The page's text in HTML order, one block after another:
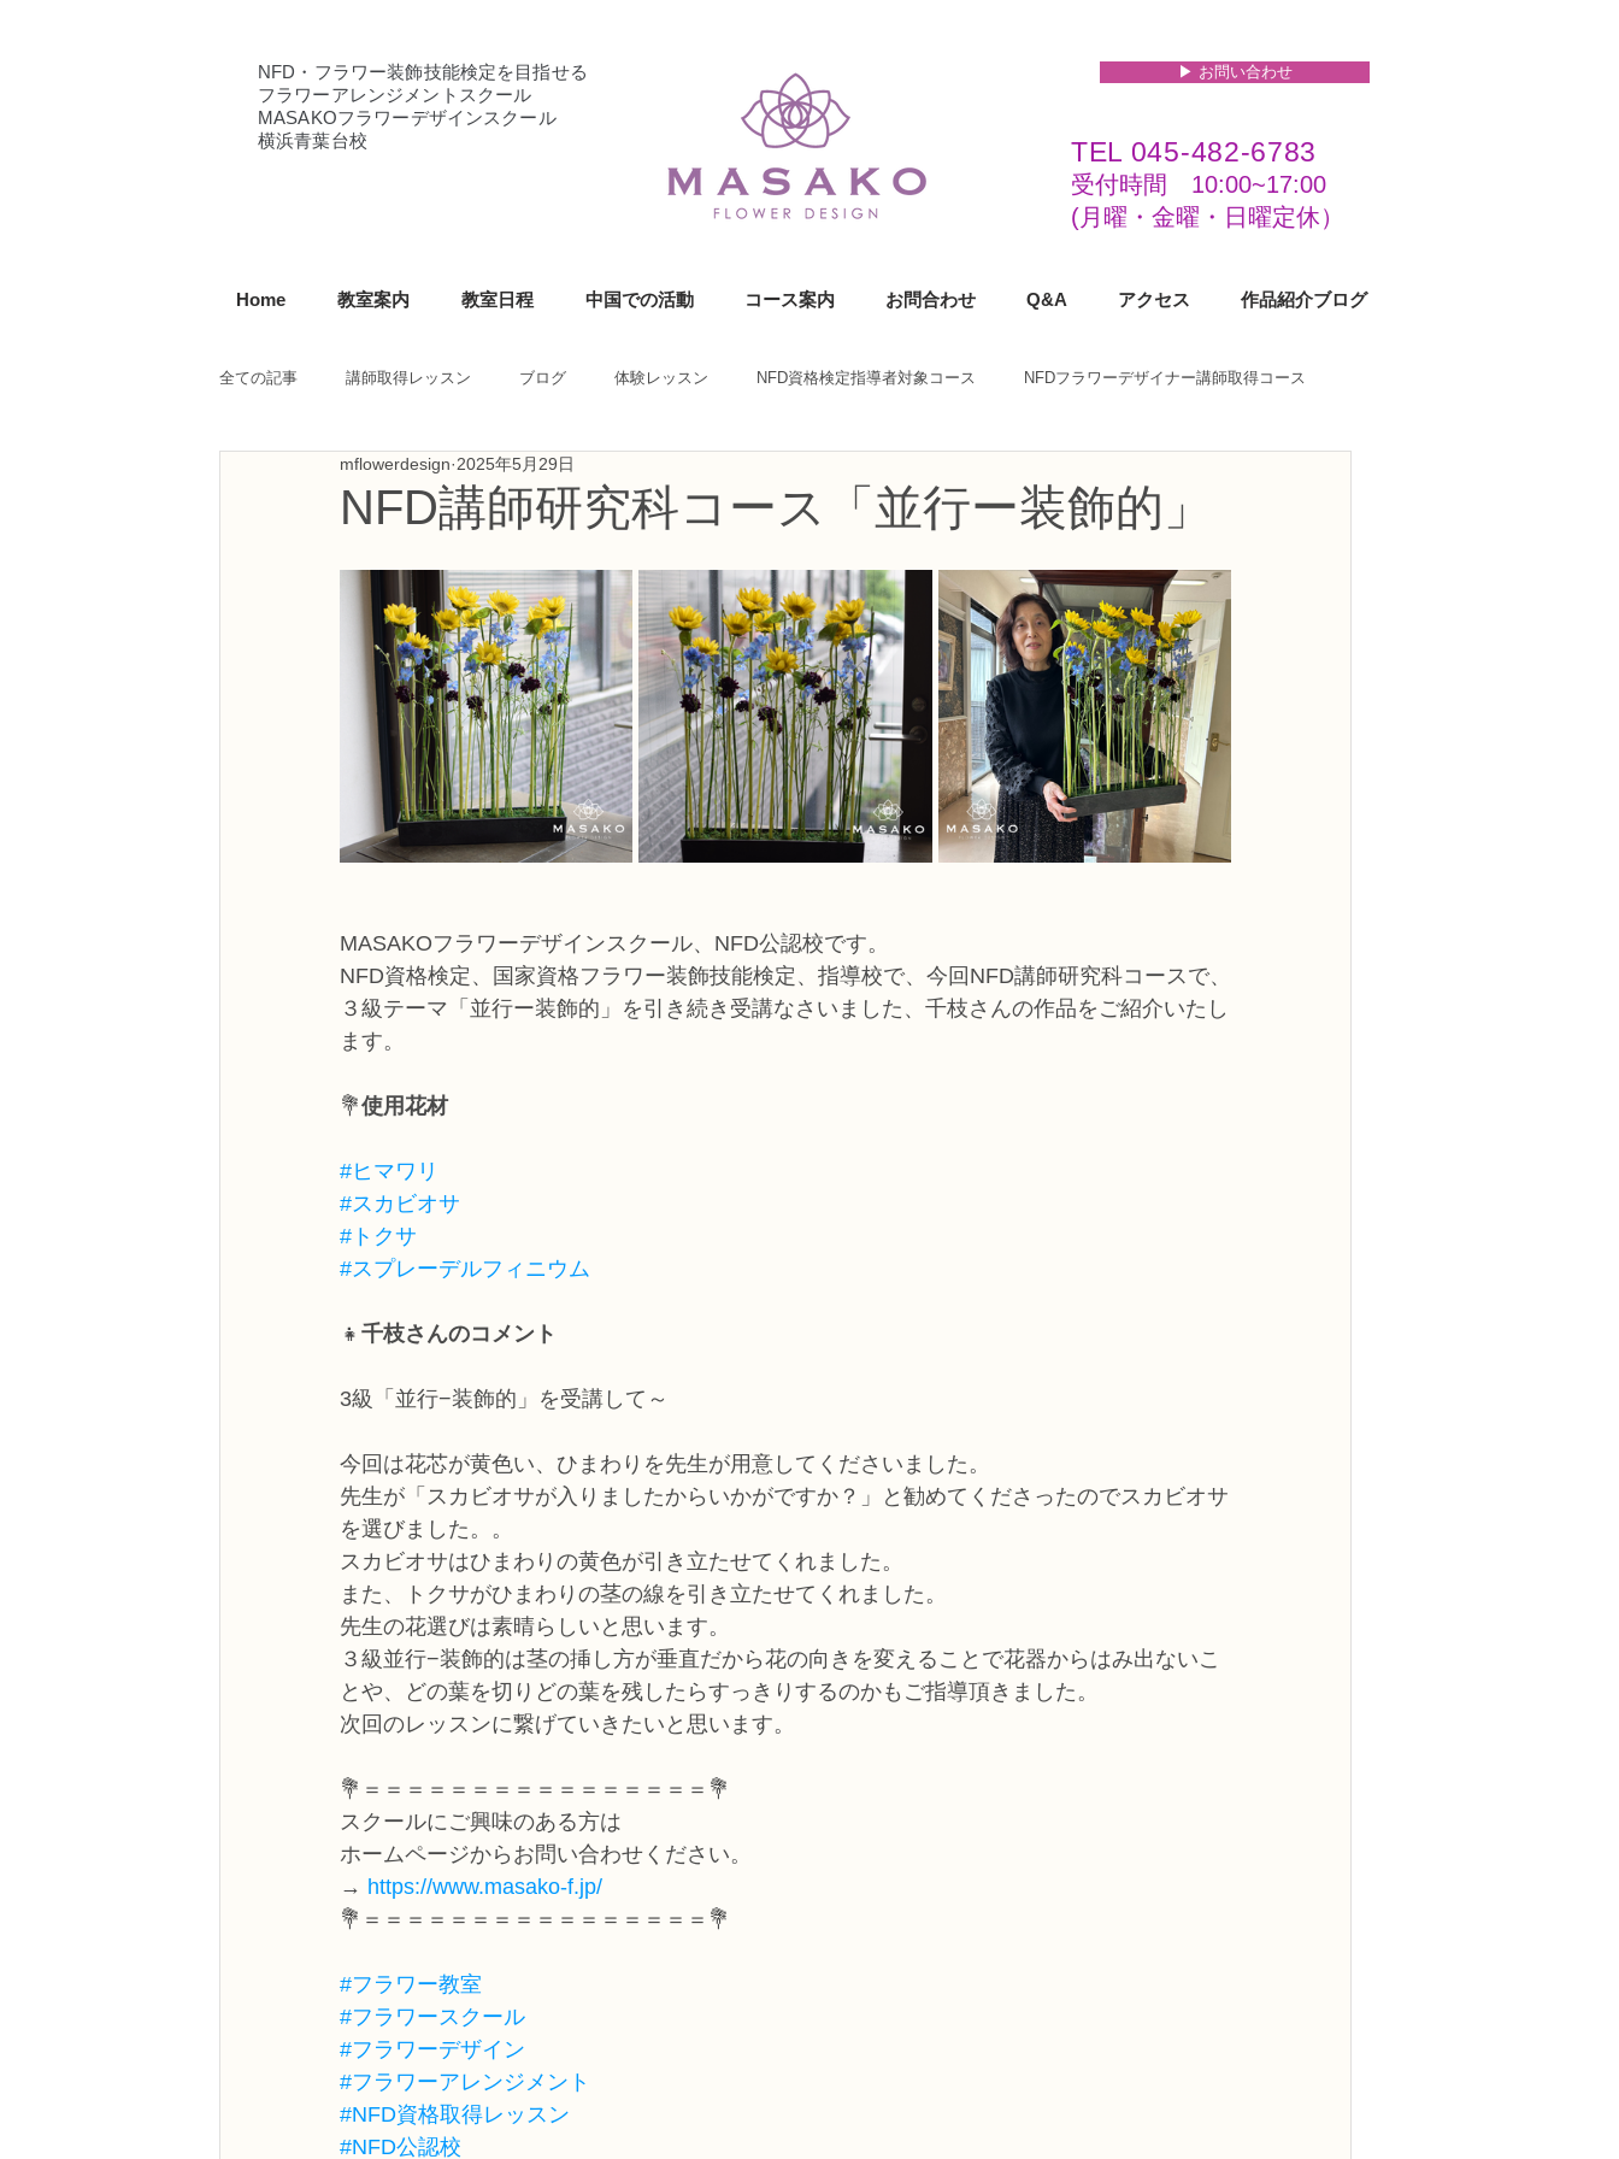
NFD・フラワー装飾技能検定を目指せる
フラワーアレンジメントスクール
MASAKOフラワーデザインスクール
横浜青葉台校
▶︎ お問い合わせ
TEL 045-482-6783
受付時間 10:00~17:00​​​
(​月曜・金曜・日曜定休）
Home 教室案内 教室日程 中国での活動 コース案内 お問合わせ Q&A アクセス 作品紹介ブログ
全ての記事 講師取得レッスン ブログ 体験レッスン NFD資格検定指導者対象コース NFDフラワーデザイナー講師取得コース
NFD講師研究科コース NFDフラワーデザイナー資格検定1級コース
NFDフラワーデザイナー資格検定3級コース フラワー装飾技能検定1級レッスン フラワー装飾技能士検定2級
フラワー装飾技能検定3級 趣味で楽しむフラワーレッスン アーティフィシャルフラワーコース 生花コース
NFDディプロマアーティフィシャルコース NFDディプロマウエディングコース NFDディプロマプリザーブドフラワーコース
NFDディプロマインドアガーデニングコース NFDベーシックマスターコース キッズフラワーレッス トピックス
教室からのお知らせ
NFD講師研究科コース「並行ー装飾的」
mflowerdesign 2025年5月29日
MASAKOフラワーデザインスクール、NFD公認校です。
NFD資格検定、国家資格フラワー装飾技能検定、指導校で、今回NFD講師研究科コースで、
３級テーマ「並行ー装飾的」を引き続き受講なさいました、千枝さんの作品をご紹介いたし
ます。
💐使用花材
#ヒマワリ
#スカビオサ
#トクサ
#スプレーデルフィニウム
👧 千枝さんのコメント
3級「並行−装飾的」を受講して～
今回は花芯が黄色い、ひまわりを先生が用意してくださいました。
先生が「スカビオサが入りましたからいかがですか？」と勧めてくださったのでスカビオサ
を選びました。。
スカビオサはひまわりの黄色が引き立たせてくれました。
また、トクサがひまわりの茎の線を引き立たせてくれました。
先生の花選びは素晴らしいと思います。
３級並行−装飾的は茎の挿し方が垂直だから花の向きを変えることで花器からはみ出ないこ
とや、どの葉を切りどの葉を残したらすっきりするのかもご指導頂きました。
次回のレッスンに繋げていきたいと思います。
💐＝＝＝＝＝＝＝＝＝＝＝＝＝＝＝＝💐
スクールにご興味のある方は
ホームページからお問い合わせください。
→ https://www.masako-f.jp/
💐＝＝＝＝＝＝＝＝＝＝＝＝＝＝＝＝💐
#フラワー教室
#フラワースクール
#フラワーデザイン
#フラワーアレンジメント
#NFD資格取得レッスン
#NFD公認校